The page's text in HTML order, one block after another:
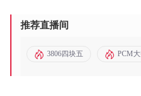
推荐直播间
3806四块五 PCM